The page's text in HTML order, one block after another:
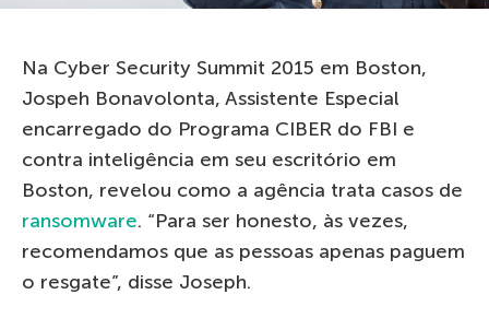
Na Cyber Security Summit 2015 em Boston,
Jospeh Bonavolonta, Assistente Especial
encarregado do Programa CIBER do FBI e
contra inteligência em seu escritório em
Boston, revelou como a agência trata casos de
ransomware. “Para ser honesto, às vezes,
recomendamos que as pessoas apenas paguem
o resgate”, disse Joseph.